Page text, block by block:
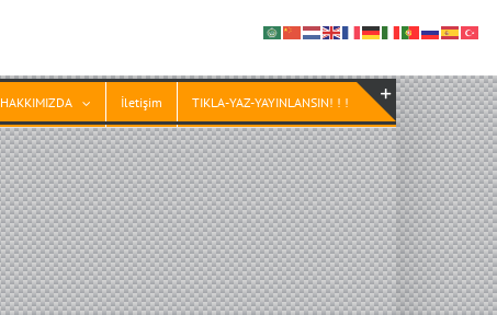
HAKKIMIZDA İletişim TIKLA-YAZ-YAYINLANSIN! ! !
Toggle
Sliding
Bar
Area